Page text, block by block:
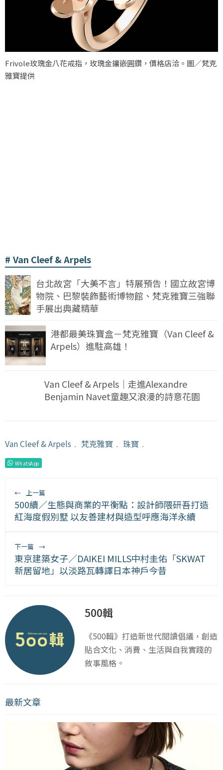
Frivole玫瑰金八花戒指，玫瑰金鑲嵌圓鑽，價格店洽。圖／梵克
雅寶提供
Van Cleef & Arpels
台北故宮「大美不言」特展預告！國立故宮博
物院、巴黎裝飾藝術博物館、梵克雅寶三強聯
手展出典藏精華
港都最美珠寶盒－梵克雅寶（Van Cleef &
Arpels）進駐高雄！
Van Cleef & Arpels｜走進Alexandre
Benjamin Navet童趣又浪漫的詩意花園
Van Cleef & Arpels ﹒ 梵克雅寶 ﹒ 珠寶 ﹒
WhatsApp
← 上一篇
500續／生態與商業的平衡點：設計師隈研吾打造
紅海度假別墅 以友善建材與造型呼應海洋永續
下一篇 →
東京建築女子／DAIKEI MILLS中村圭佑「SKWAT
新居留地」以淡路瓦轉譯日本神戶今昔
500輯
《500輯》打造新世代閱讀倡議，創造
貼合文化、消費、生活與自我實踐的
敘事風格。
最新文章